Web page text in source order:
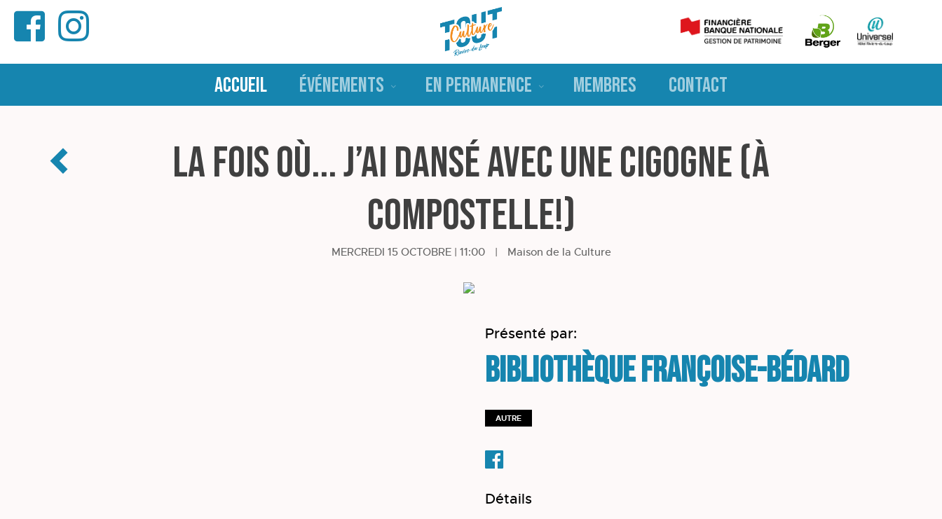
ACCUEIL ÉVÉNEMENTS EN PERMANENCE MEMBRES CONTACT
La fois où... j’ai dansé avec une cigogne (à
Compostelle!)
MERCREDI 15 OCTOBRE | 11:00 | Maison de la Culture
Présenté par:
Bibliothèque Françoise-Bédard
AUTRE
Détails